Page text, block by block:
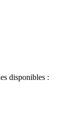
disponibles :